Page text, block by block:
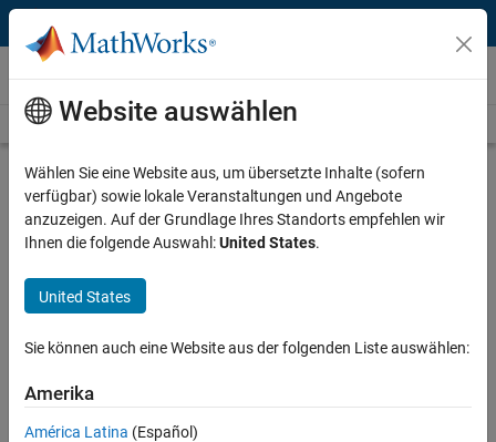
Weiter zum Inhalt
Videos
Videos Home Search
Play
Description
Mathematical Modeling with
Website auswählen
Wählen Sie eine Website aus, um übersetzte Inhalte (sofern
verfügbar) sowie lokale Veranstaltungen und Angebote
anzuzeigen. Auf der Grundlage Ihres Standorts empfehlen wir
Ihnen die folgende Auswahl:United States.
United States
Sie können auch eine Website aus der folgenden Liste auswählen:
Amerika
América Latina (Español)